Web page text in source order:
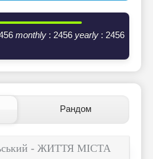
monthly : 2456 yearly : 2456
Рандом
- ЖИТТЯ МІСТА